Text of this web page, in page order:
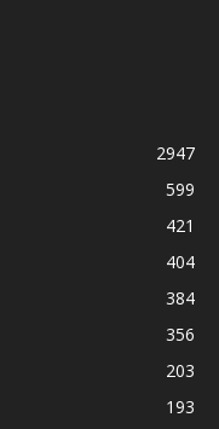
2947
599
421
404
384
356
203
193